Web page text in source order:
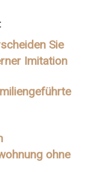
Sie
Imitation
ohne